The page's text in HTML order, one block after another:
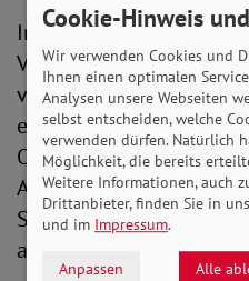
Interessierte
Veranstaltung auf zwei
verfolgen: zum einen
eingerichteten Stream
Ort.HIERgelangen Sie
Akkreditierungen für
SoVD-Verbandstagung
an
Cookie-Hinweis
Wir verwenden Cookies und
Ihnen einen optimalen
Analysen unsere Webseiten
selbst entscheiden, welche
verwenden dürfen. Natürlich
Möglichkeit, die bereits
Weitere Informationen, auch
Drittanbieter, finden Sie in
und im Impressum.
Anpassen Alle